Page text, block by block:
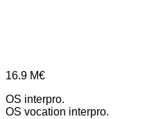
16.9 M€
OS interpro.
OS vocation interpro.